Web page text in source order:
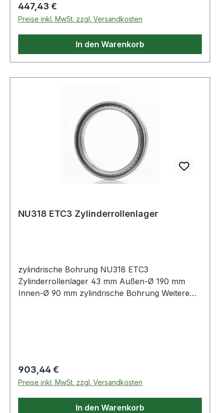
Regulärer Preis:
447,43 €
Preise inkl. MwSt. zzgl. Versandkosten
In den Warenkorb
NU318 ETC3 Zylinderrollenlager
zylindrische Bohrung NU318 ETC3
Zylinderrollenlager 43 mm Außen-Ø 190 mm
Innen-Ø 90 mm zylindrische Bohrung Weitere
Regulärer Preis:
903,44 €
Preise inkl. MwSt. zzgl. Versandkosten
In den Warenkorb